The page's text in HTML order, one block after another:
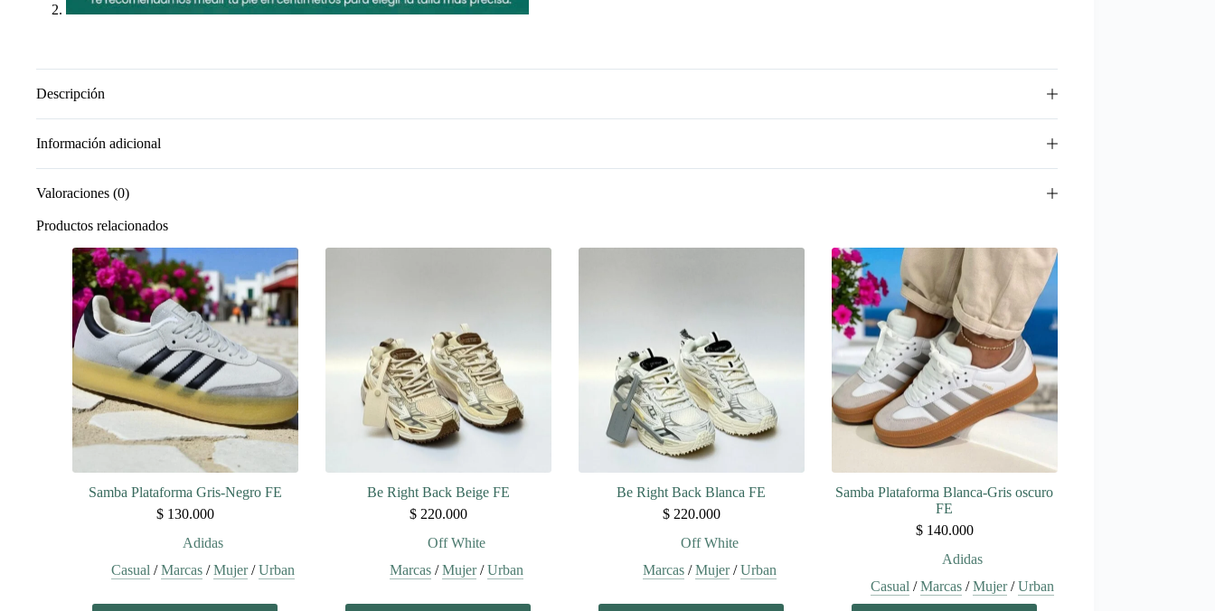
Descripción
Información adicional
Valoraciones (0)
Productos relacionados
Samba Plataforma Gris-Negro FE
$130.000
Adidas
Casual /Marcas /Mujer/Urban
Be Right Back Beige FE
$220.000
Off White
Marcas/Mujer/Urban
Be Right Back Blanca FE
$220.000
Off White
Marcas/Mujer/Urban
Samba Plataforma Blanca-Gris oscuro
FE
$140.000
Adidas
Casual /Marcas /Mujer/Urban